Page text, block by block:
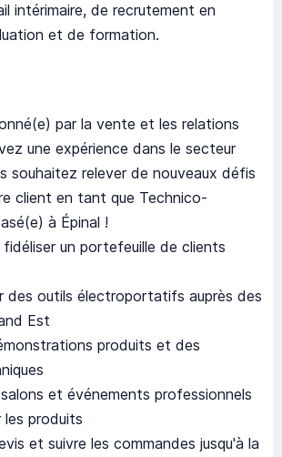
intérimaire, de recrutement en
et de formation.
par la vente et les relations
une expérience dans le secteur
souhaitez relever de nouveaux défis
client en tant que Technico-
à Épinal !
un portefeuille de clients
des outils électroportatifs auprès des
Est
produits et des
et événements professionnels
les produits
et suivre les commandes jusqu'à la